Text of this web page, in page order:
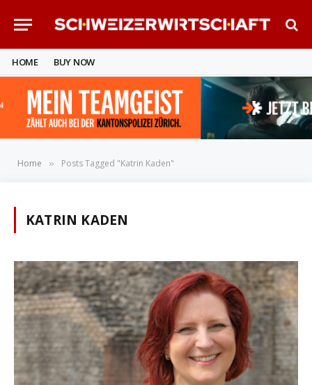
HOME BUY NOW
Home » Posts Tagged "Katrin Kaden"
KATRIN KADEN